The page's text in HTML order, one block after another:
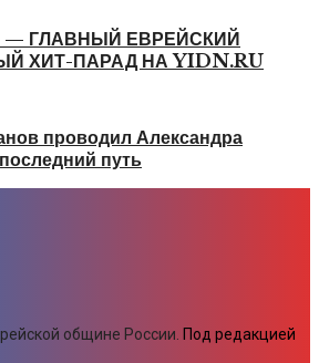
— ГЛАВНЫЙ ЕВРЕЙСКИЙ
ХИТ-ПАРАД НА YIDN.RU
проводил Александра
путь
общине России. Под редакцией